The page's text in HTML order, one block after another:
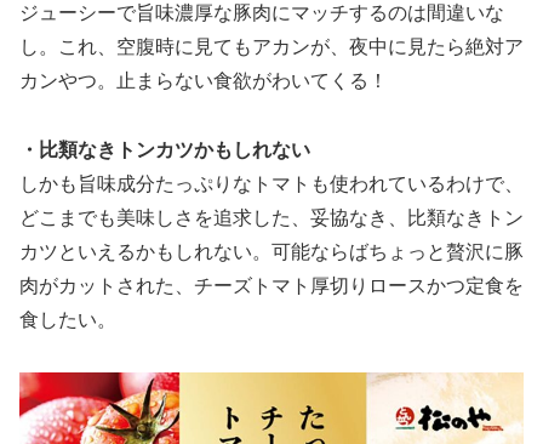
ジューシーで旨味濃厚な豚肉にマッチするのは間違いな
し。これ、空腹時に見てもアカンが、夜中に見たら絶対ア
カンやつ。止まらない食欲がわいてくる！
・比類なきトンカツかもしれない
しかも旨味成分たっぷりなトマトも使われているわけで、
どこまでも美味しさを追求した、妥協なき、比類なきトン
カツといえるかもしれない。可能ならばちょっと贅沢に豚
肉がカットされた、チーズトマト厚切りロースかつ定食を
食したい。